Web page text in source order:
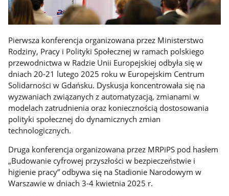
Pierwsza konferencja organizowana przez Ministerstwo
Rodziny, Pracy i Polityki Społecznej w ramach polskiego
przewodnictwa w Radzie Unii Europejskiej odbyła się w
dniach 20-21 lutego 2025 roku w Europejskim Centrum
Solidarności w Gdańsku. Dyskusja koncentrowała się na
wyzwaniach związanych z automatyzacją, zmianami w
modelach zatrudnienia oraz koniecznością dostosowania
polityki społecznej do dynamicznych zmian
technologicznych.
Druga konferencja organizowana przez MRPiPS pod hasłem
„Budowanie cyfrowej przyszłości w bezpieczeństwie i
higienie pracy” odbywa się na Stadionie Narodowym w
Warszawie w dniach 3-4 kwietnia 2025 r.